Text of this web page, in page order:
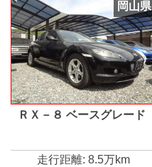
岡山県
ＲＸ－８ ベースグレード
走行距離: 8.5万km